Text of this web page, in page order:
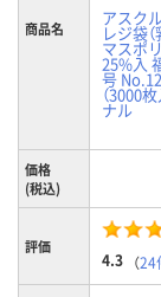
商品名 アスク
レジ袋
マスポ
25%入
号
（3000
ナル
価格
(税込)
評価
4.3 （24